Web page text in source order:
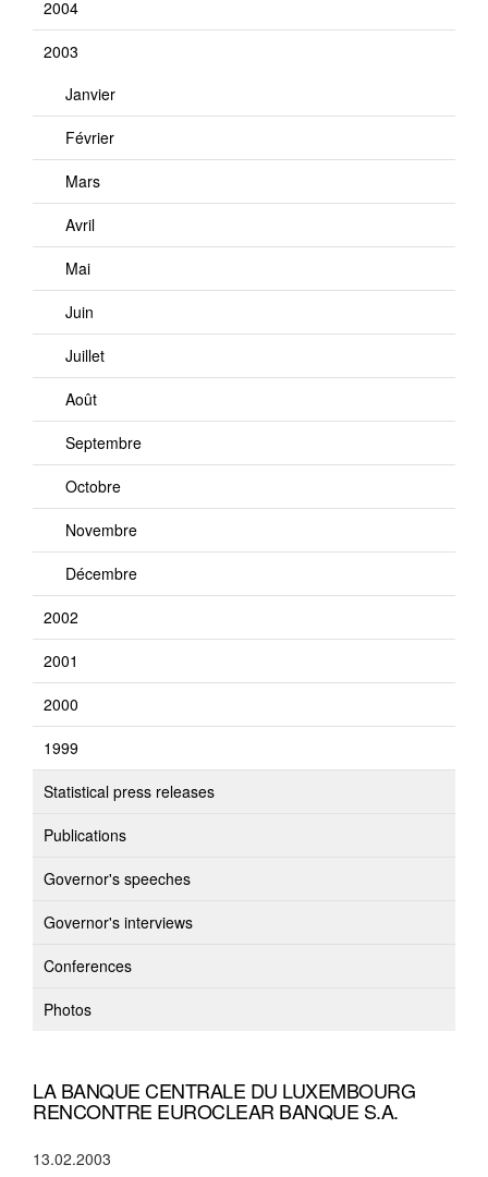
2004
2003
Janvier
Février
Mars
Avril
Mai
Juin
Juillet
Août
Septembre
Octobre
Novembre
Décembre
2002
2001
2000
1999
Statistical press releases
Publications
Governor's speeches
Governor's interviews
Conferences
Photos
LA BANQUE CENTRALE DU LUXEMBOURG
RENCONTRE EUROCLEAR BANQUE S.A.
13.02.2003